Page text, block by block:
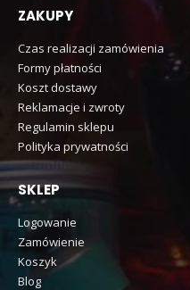
ZAKUPY
Czas realizacji zamówienia
Formy płatności
Koszt dostawy
Reklamacje i zwroty
Regulamin sklepu
Polityka prywatności
SKLEP
Logowanie
Zamówienie
Koszyk
Blog